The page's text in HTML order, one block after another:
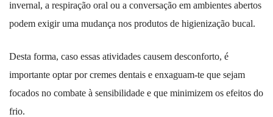
invernal, a respiração oral ou a conversação em ambientes abertos
podem exigir uma mudança nos produtos de higienização bucal.
Desta forma, caso essas atividades causem desconforto, é
importante optar por cremes dentais e enxaguam-te que sejam
focados no combate à sensibilidade e que minimizem os efeitos do
frio.